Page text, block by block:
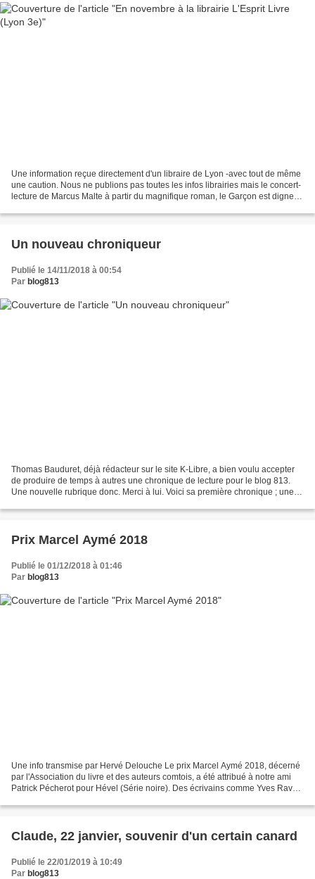
Une information reçue directement d'un libraire de Lyon -avec tout de même
une caution. Nous ne publions pas toutes les infos librairies mais le concert-
lecture de Marcus Malte à partir du magnifique roman, le Garçon est digne
Un nouveau chroniqueur
Publié le 14/11/2018 à 00:54
Par blog813
Thomas Bauduret, déjà rédacteur sur le site K-Libre, a bien voulu accepter
de produire de temps à autres une chronique de lecture pour le blog 813.
Une nouvelle rubrique donc. Merci à lui. Voici sa première chronique ; une
Prix Marcel Aymé 2018
Publié le 01/12/2018 à 01:46
Par blog813
Une info transmise par Hervé Delouche Le prix Marcel Aymé 2018, décerné
par l'Association du livre et des auteurs comtois, a été attribué à notre ami
Patrick Pécherot pour Hével (Série noire). Des écrivains comme Yves Ravey
Claude, 22 janvier, souvenir d'un certain canard
Publié le 22/01/2019 à 10:49
Par blog813